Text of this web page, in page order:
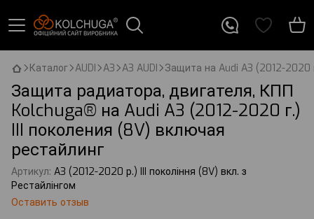
Каталог AUDI A3 A3 AUDI Защита на Audi A3 (2012-2020
Защита радиатора, двигателя, КПП
Kolchuga® на Audi A3 (2012-2020 г.)
III поколения (8V) включая
рестайлинг
Артикул: A3 (2012-2020 р.) III покоління (8V) вкл. з
Рестайлінгом
Оставить отзыв